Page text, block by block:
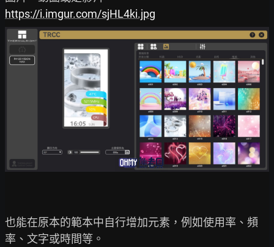
https://i.imgur.com/sjHL4ki.jpg
也能在原本的範本中自行增加元素，例如使用率、頻